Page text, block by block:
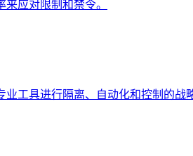
应对限制和禁令。
业工具进行隔离、自动化和控制的战